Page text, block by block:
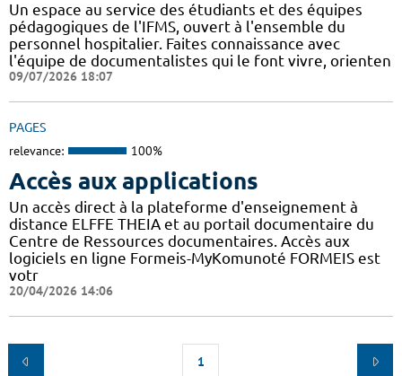
Un espace au service des étudiants et des équipes
pédagogiques de l'IFMS, ouvert à l'ensemble du
personnel hospitalier. Faites connaissance avec
l'équipe de documentalistes qui le font vivre, orienten
09/07/2026 18:07
PAGES
relevance: 100%
Accès aux applications
Un accès direct à la plateforme d'enseignement à
distance ELFFE THEIA et au portail documentaire du
Centre de Ressources documentaires. Accès aux
logiciels en ligne Formeis-MyKomunoté FORMEIS est
votr
20/04/2026 14:06
1